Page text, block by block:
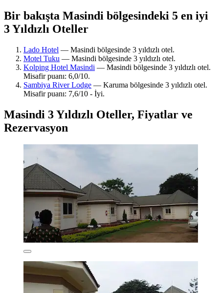
Bir bakışta Masindi bölgesindeki 5 en iyi
3 Yıldızlı Oteller
Lado Hotel — Masindi bölgesinde 3 yıldızlı otel.
Motel Tuku — Masindi bölgesinde 3 yıldızlı otel.
Kolping Hotel Masindi — Masindi bölgesinde 3 yıldızlı otel.
Misafir puanı: 6,0/10.
Sambiya River Lodge — Karuma bölgesinde 3 yıldızlı otel.
Misafir puanı: 7,6/10 - İyi.
Masindi 3 Yıldızlı Oteller, Fiyatlar ve
Rezervasyon